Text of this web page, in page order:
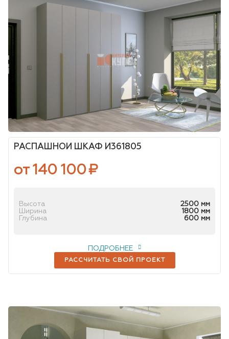
РАСПАШНОЙ ШКАФ И361805
от 140 100₽
Высота
2500 мм
Ширина
1800 мм
Глубина
600 мм
РАССЧИТАТЬ СВОЙ ПРОЕКТ
ПОДРОБНЕЕ